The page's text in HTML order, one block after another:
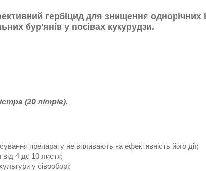
гербіцид для знищення однорічних і
бур'янів у посівах кукурудзи.
(20 літрів).
препарату не впливають на ефективність його дії;
від 4 до 10 листя;
у сівооборі;